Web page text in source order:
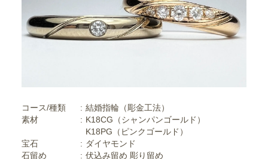
コース/種類
結婚指輪（彫金工法）
素材
K18CG（シャンパンゴールド）
K18PG（ピンクゴールド）
宝石
ダイヤモンド
石留め
伏込み留め 彫り留め